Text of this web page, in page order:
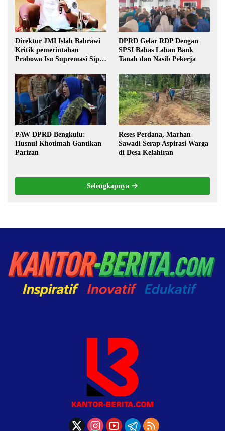
Direktur JMI Islah Bahrawi
Kritik pemerintahan
Prabowo Isu Supremasi Sipil,
Pilkada oleh DPRD
DPRD Gelar RDP Dengan
SPSI Bahas Lahan Bank
Tanah dan Nasib Pekerja
PAW DPRD Bengkulu:
Husnul Khotimah Gantikan
Parizan
Reses Perdana, Marhan
Sawadi Serap Aspirasi Warga
di Desa Kelahiran
Selengkapnya